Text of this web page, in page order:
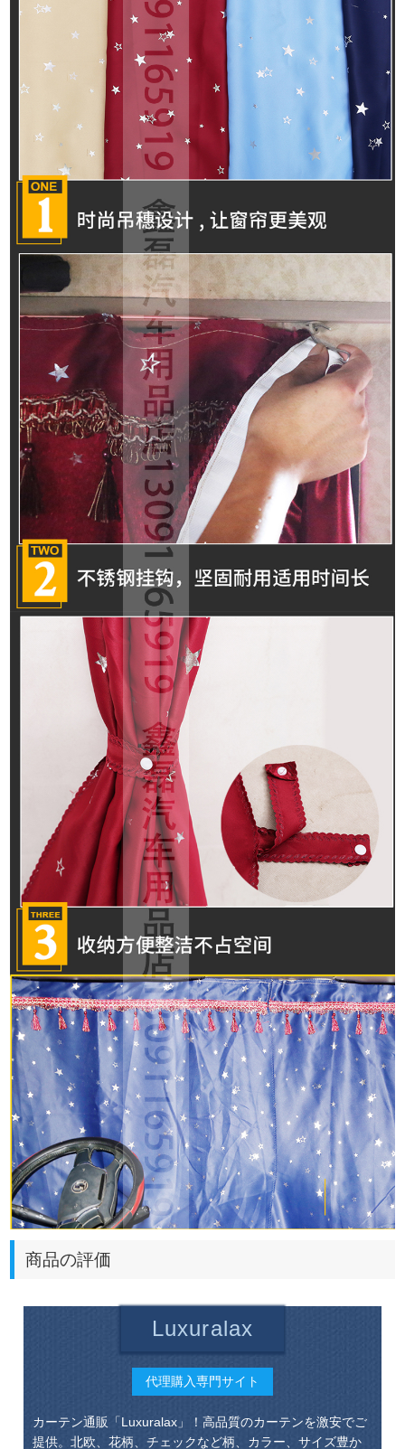
商品の評価
Luxuralax
代理購入専門サイト
カーテン通販「Luxuralax」！高品質のカーテンを激安でご
提供。北欧、花柄、チェックなど柄、カラー、サイズ豊か